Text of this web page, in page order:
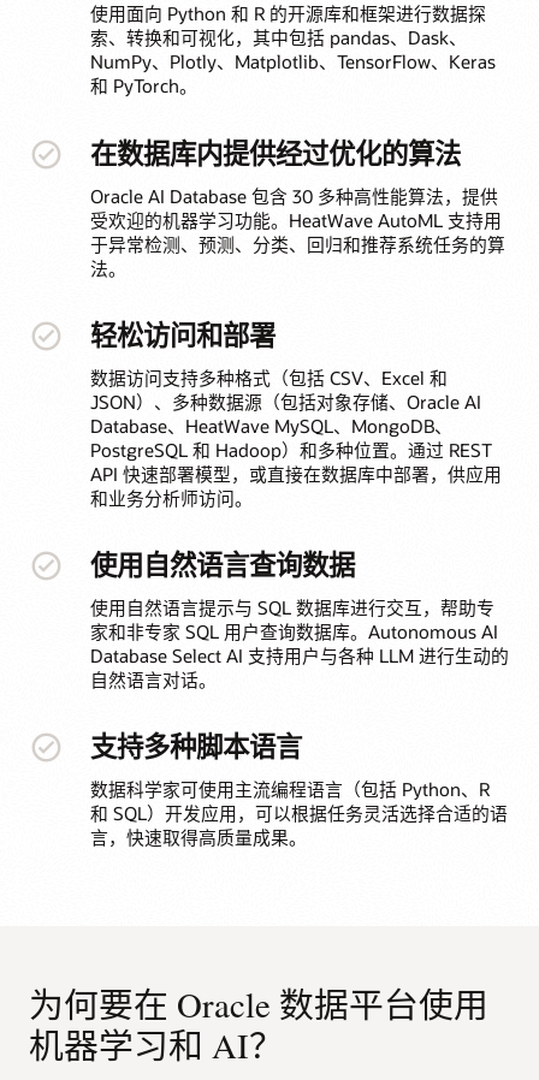
使用面向 Python 和 R 的开源库和框架进行数据探
索、转换和可视化，其中包括 pandas、Dask、
NumPy、Plotly、Matplotlib、TensorFlow、Keras
和 PyTorch。
在数据库内提供经过优化的算法
Oracle AI Database 包含 30 多种高性能算法，提供
受欢迎的机器学习功能。HeatWave AutoML 支持用
于异常检测、预测、分类、回归和推荐系统任务的算
法。
轻松访问和部署
数据访问支持多种格式（包括 CSV、Excel 和
JSON）、多种数据源（包括对象存储、Oracle AI
Database、HeatWave MySQL、MongoDB、
PostgreSQL 和 Hadoop）和多种位置。通过 REST
API 快速部署模型，或直接在数据库中部署，供应用
和业务分析师访问。
使用自然语言查询数据
使用自然语言提示与 SQL 数据库进行交互，帮助专
家和非专家 SQL 用户查询数据库。Autonomous AI
Database Select AI 支持用户与各种 LLM 进行生动的
自然语言对话。
支持多种脚本语言
数据科学家可使用主流编程语言（包括 Python、R
和 SQL）开发应用，可以根据任务灵活选择合适的语
言，快速取得高质量成果。
为何要在 Oracle 数据平台使用
机器学习和 AI？